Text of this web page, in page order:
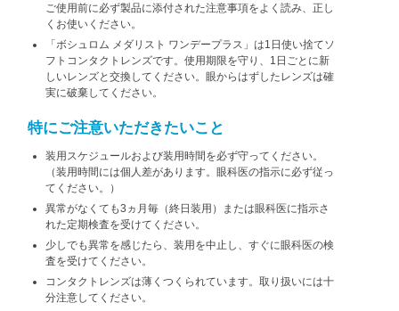
ご使用前に必ず製品に添付された注意事項をよく読み、正し
くお使いください。
「ボシュロム メダリスト ワンデープラス」は1日使い捨てソ
フトコンタクトレンズです。使用期限を守り、1日ごとに新
しいレンズと交換してください。眼からはずしたレンズは確
実に破棄してください。
特にご注意いただきたいこと
装用スケジュールおよび装用時間を必ず守ってください。
（装用時間には個人差があります。眼科医の指示に必ず従っ
てください。）
異常がなくても3ヵ月毎（終日装用）または眼科医に指示さ
れた定期検査を受けてください。
少しでも異常を感じたら、装用を中止し、すぐに眼科医の検
査を受けてください。
コンタクトレンズは薄くつくられています。取り扱いには十
分注意してください。